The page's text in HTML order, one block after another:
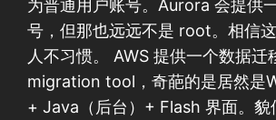
为普通用户账号。Aurora 会提供
号，但那也远远不是 root。相信
人不习惯。 AWS 提供一个数据迁
migration tool，奇葩的是居然是
+ Java（后台）+ Flash 界面。貌